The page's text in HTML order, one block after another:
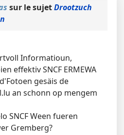
sur le sujetDrootzuch
Informatioun,
effektiv SNCF ERMEWA
gesäis de
an schonn op mengem
SNCF Ween fueren
Gremberg?